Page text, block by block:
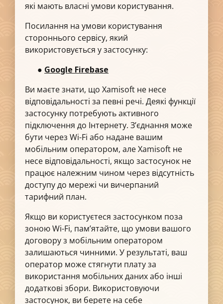
які мають власні умови користування.
Посилання на умови користування
стороннього сервісу, який
використовується у застосунку:
● Google Firebase
Ви маєте знати, що Xamisoft не несе
відповідальності за певні речі. Деякі функції
застосунку потребують активного
підключення до Інтернету. З’єднання може
бути через Wi-Fi або надане вашим
мобільним оператором, але Xamisoft не
несе відповідальності, якщо застосунок не
працює належним чином через відсутність
доступу до мережі чи вичерпаний
тарифний план.
Якщо ви користуєтеся застосунком поза
зоною Wi-Fi, пам’ятайте, що умови вашого
договору з мобільним оператором
залишаються чинними. У результаті, ваш
оператор може стягнути плату за
використання мобільних даних або інші
додаткові збори. Використовуючи
застосунок, ви берете на себе